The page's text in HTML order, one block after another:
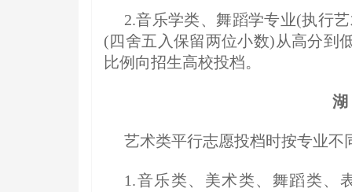
2.音乐学类、舞蹈学专业(执行
(四舍五入保留两位小数)从高分到
比例向招生高校投档。
湖
艺术类平行志愿投档时按专业不
1.音乐类、美术类、舞蹈类、